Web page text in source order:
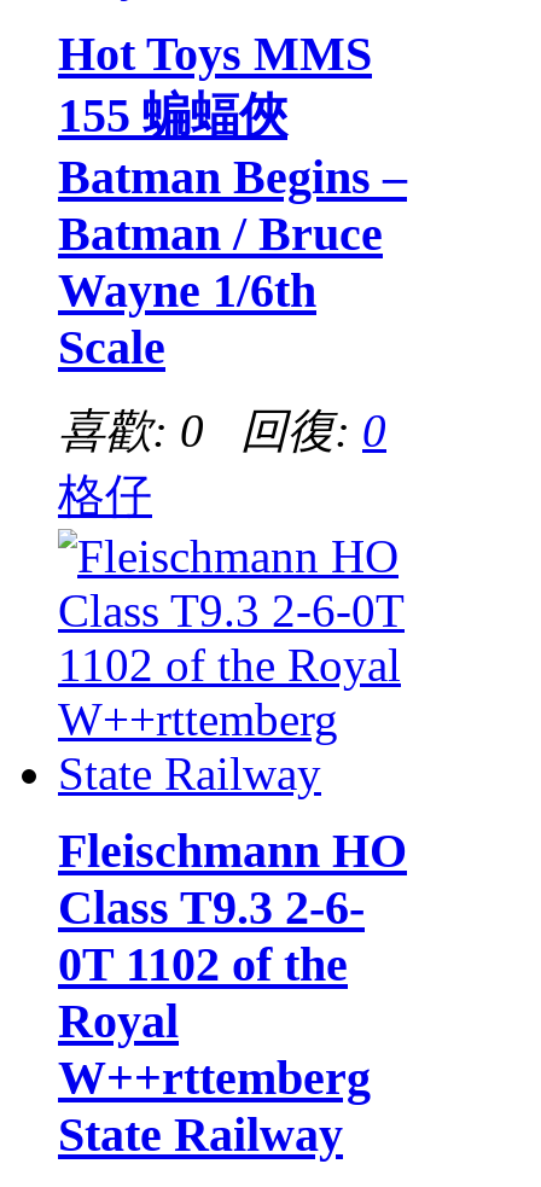
Hot Toys MMS
155 蝙蝠俠
Batman Begins –
Batman / Bruce
Wayne 1/6th
Scale
喜歡: 0 回復: 0
格仔
Fleischmann HO
Class T9.3 2-6-
0T 1102 of the
Royal
W++rttemberg
State Railway